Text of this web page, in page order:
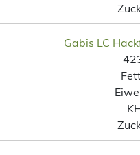
Gabis LC